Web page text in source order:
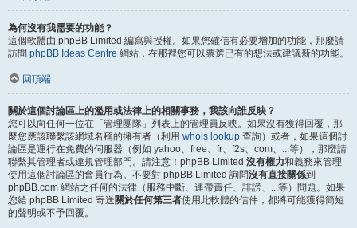
為何沒有我需要的功能？
這個軟體由 phpBB Limited 編寫與授權。如果您確信有必要增加的功能，那麼請
訪問 phpBB Ideas Centre 網站，在那裡您可以票選已有的想法或建議新的功能。
回頂端
關於這個討論區上的濫用或法律上的相關事務，我該向誰反映？
您可以向任何一位在「管理團隊」列表上的管理員反映。如果沒有獲得回覆，那
麼您應該聯繫該網域名稱的擁有者（利用 whois lookup 查詢）或者，如果這個討
論區是運行在免費的伺服器（例如 yahoo、free、fr、f2s、com、...等），那麼請
聯繫其管理者或違規管理部門。請注意！phpBB Limited 沒有權力和義務來管理
使用這個討論區的會員行為。不要對 phpBB Limited 詢問沒有直接關係到
phpBB.com 網站之任何的法律（服務中斷、連帶責任、誹謗、...等）問題。如果
您給 phpBB Limited 寄送關於任何第三者使用此軟體的信件，都將可能獲得簡短
的聲明或不予回覆。